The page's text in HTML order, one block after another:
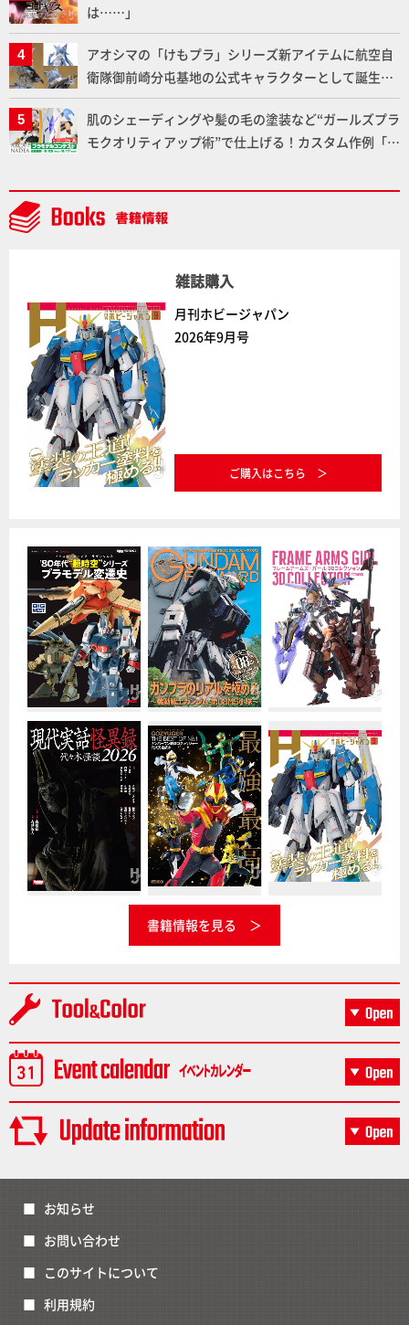
は……」
アオシマの「けもプラ」シリーズ新アイテムに航空自
衛隊御前崎分屯基地の公式キャラクターとして誕生し
た「おまねこ」が着任！けもプラ公式サイト限定版と
通常版の2ラインで発売！
肌のシェーディングや髪の毛の塗装など“ガールズプラ
モクオリティアップ術”で仕上げる！カスタム作例「白
デルコンテスト」～8月17日（月）11:59まで応募受付
中】
雑誌購入
月刊ホビージャパン
2026年9月号
ご購入はこちら
書籍情報を見る
お知らせ
お問い合わせ
このサイトについて
利用規約